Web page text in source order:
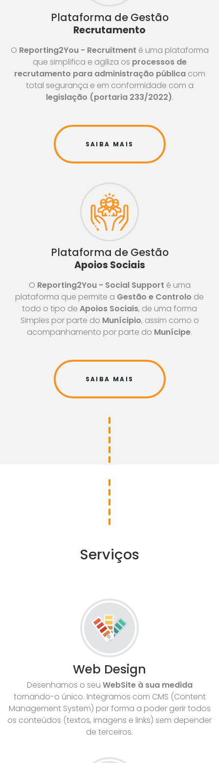
Plataforma de Gestão
Recrutamento
O Reporting2You - Recruitment é uma plataforma
que simplifica e agiliza os processos de
recrutamento para administração pública com
total segurança e em conformidade com a
legislação (portaria 233/2022).
SAIBA MAIS
Plataforma de Gestão
Apoios Sociais
O Reporting2You - Social Support é uma
plataforma que permite a Gestão e Controlo de
todo o tipo de Apoios Sociais, de uma forma
Simples por parte do Munícipio, assim como o
acompanhamento por parte do Munícipe.
SAIBA MAIS
Serviços
Web Design
Desenhamos o seu WebSite à sua medida
tornando-o único. Integramos com CMS (Content
Management System) por forma a poder gerir todos
os conteúdos (textos, imagens e links) sem depender
de terceiros.